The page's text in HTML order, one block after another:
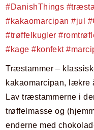
Træstammer –
kakaomarcipan, lækre
Lav træstammerne i
trøffelmasse og
enderne med